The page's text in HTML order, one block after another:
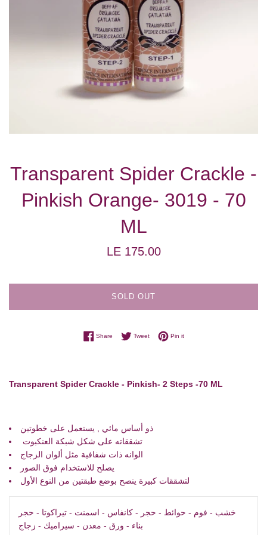
Transparent Spider Crackle -
Pinkish Orange- 3019 - 70
ML
Regular
LE 175.00
SOLD OUT
ShareShare on Facebook
TweetTweet on Twitter
Pin itPin on Pinterest
Transparent Spider Crackle - Pinkish- 2 Steps -70 ML
تشققاته على شكل شبكة العنكبوت
الوانه ذات شفافية مثل ألوان الزجاج
يصلح للاستخدام فوق الصور
لتشققات كبيرة ينصح بوضع طبقتين من النوع الأول
خشب - فوم - حوائط - حجر - كانفاس - اسمنت - تيراكوتا - حجر
بناء - ورق - معدن - سيراميك - زجاج